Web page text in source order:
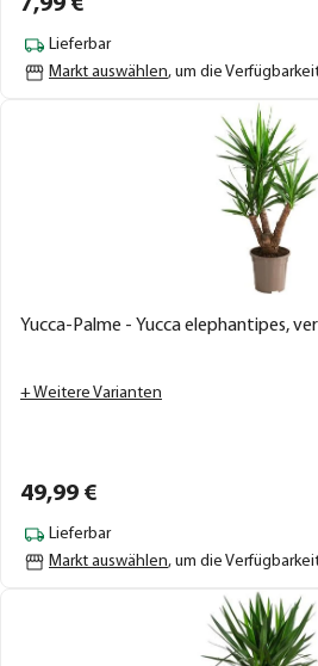
Lieferbar
Markt auswählen, um die
Yucca-Palme - Yucca elephantipes,
+ Weitere Varianten
49,99 €
Lieferbar
Markt auswählen, um die